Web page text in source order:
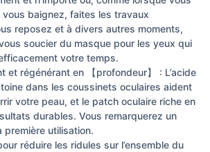
baignez, faites les travaux
reposez et à divers autres moments,
soucier du masque pour les yeux qui
votre temps.
et régénérant en 【profondeur】 : L’acide
dans les coussinets oculaires aident
votre peau, et le patch oculaire riche en
durables. Vous remarquerez un
première utilisation.
réduire les ridules sur l’ensemble du